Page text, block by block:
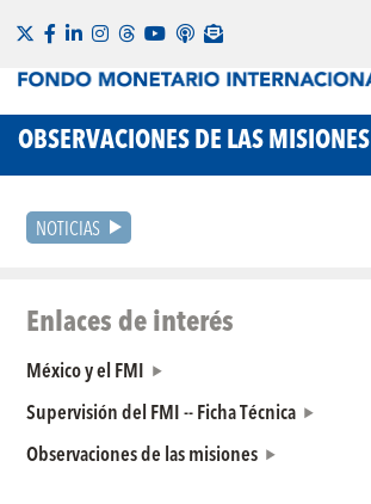
OBSERVACIONES DE LAS MISIONES
NOTICIAS
Enlaces de interés
México y el FMI
Supervisión del FMI -- Ficha Técnica
Observaciones de las misiones